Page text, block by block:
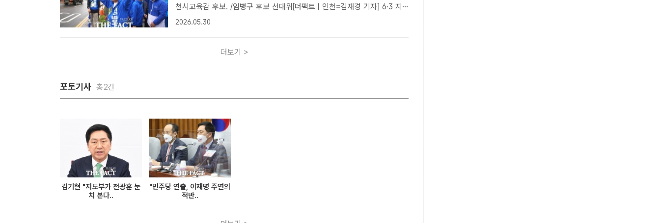
천시교육감 후보. /임병구 후보 선대위[더팩트ㅣ인천=김재경 기자] 6·3 지
방선거가 4일 앞으로 다가온 가운데 인천민주진보교육감추진위원회(이하
2026.05.30
더보기 >
포토기사 총2건
김기현 "지도부가 전광훈 눈
치 본다..
"민주당 연출, 이재명 주연의
적반..